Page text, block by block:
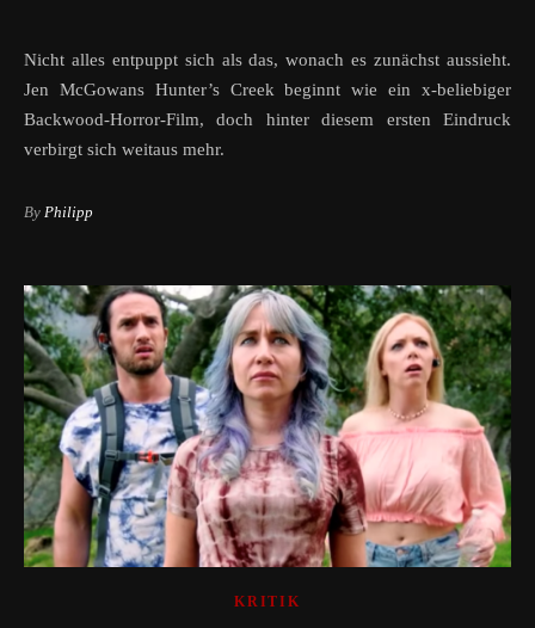
Nicht alles entpuppt sich als das, wonach es zunächst aussieht.
Jen McGowans Hunter’s Creek beginnt wie ein x-beliebiger
Backwood-Horror-Film, doch hinter diesem ersten Eindruck
verbirgt sich weitaus mehr.
By Philipp
KRITIK